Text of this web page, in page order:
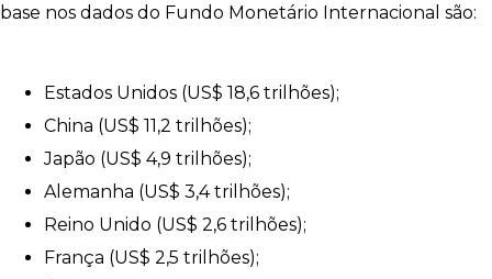
base nos dados do Fundo Monetário Internacional são:
Estados Unidos (US$ 18,6 trilhões);
China (US$ 11,2 trilhões);
Japão (US$ 4,9 trilhões);
Alemanha (US$ 3,4 trilhões);
Reino Unido (US$ 2,6 trilhões);
França (US$ 2,5 trilhões);